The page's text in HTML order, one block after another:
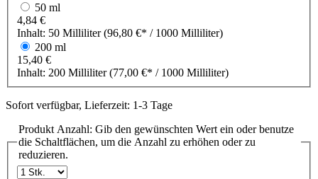
50 ml
4,84 €
Inhalt: 50 Milliliter(96,80 €* / 1000 Milliliter)
200 ml
15,40 €
Inhalt: 200 Milliliter(77,00 €* / 1000 Milliliter)
Sofort verfügbar, Lieferzeit: 1-3 Tage
Produkt Anzahl: Gib den gewünschten Wert ein oder benutze
die Schaltflächen, um die Anzahl zu erhöhen oder zu
reduzieren.